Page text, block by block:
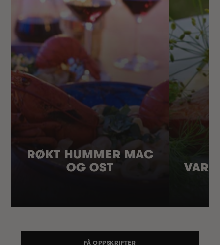
RØKT HUMMER MAC
OG OST
FÅ OPPSKRIFTER